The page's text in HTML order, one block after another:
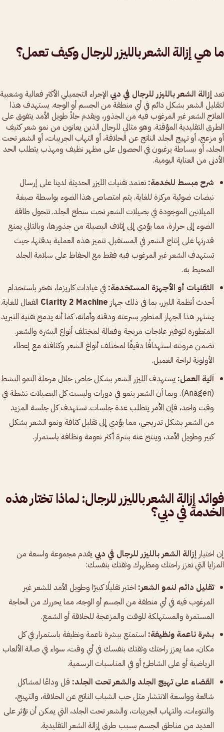
ما هي إزالة الشعر بالليزر للرجال وكيف تعمل؟
تعدإزالة الشعر بالليزر للرجال في دبي الإجراء التجميلي الأكثر فعالية وشعبية
لتقليل الشعر بشكل دائم في أي منطقة من الجسم أو الوجه. يستهدف هذا
العلاج الشعر غير المرغوب فيه من الجذور، ويقدم حلاً طويل الأمد يتفوق على
الطرق التقليدية المؤقتة. وهو مثالي للرجال الذين يعانون من نمو شعر كثيف
أو مزعج، أو تهيج الجلد الناتج عن الحلاقة، أو التهاب الجريبات، أو الشعر تحت
الجلد، أو ببساطة يرغبون في الحصول على مظهر نظيف ومهذب يتطلب الحد
الأدنى من العناية اليومية.
شرح مبسط للخدمة: تعتمد تقنيات الليزر الحديثة لدينا على إرسال
نبضات ضوئية مركزة للغاية. يتم امتصاص هذا الضوء بواسطة صبغة
الميلانين الموجودة في بصيلات الشعر تحت سطح الجلد. تتحول طاقة
الضوء إلى حرارة، مما يؤدي إلى إتلاف البصيلة من جذورها، وبالتالي يمنع
قدرتها على إنتاج الشعر في المستقبل. تتميز هذه العملية بدقتها، حيث
تستهدف الشعر غير المرغوب فيه فقط مع الحفاظ على سلامة الجلد
المحيط به.
التقنيات أو الأجهزة المستخدمة: في عيادات كاريزما، نفخر باستخدام
أحدث أنظمة الليزر، بما في ذلك جهاز Clarity 2 Machine الفعال للغاية.
يشتهر هذا الجهاز المتطور بسرعته ودقته وأمانه، كما أنه يدمج تقنية التبريد
المتطورة لتوفير علاجات مريحة وفعالة لمختلف أنواع البشرة والشعر.
تضمن مرونته استهدافًا دقيقًا لمختلف أنواع الشعر وكثافته مع إعطاء
الأولوية لراحة العميل.
آلية العمل: يستهدف الليزر الشعر بشكل خاص خلال مرحلة النمو النشط
(Anagen). وبما أن الشعر ينمو في دورات وليست كل البصيلات نشطة في
وقت واحد، فإن الأمر يتطلب عدة جلسات. تستهدف كل جلسة المزيد
من الشعر بشكل تدريجي، مما يؤدي إلى تقليل كثافة ونمو الشعر بشكل
كبير وطويل الأمد، وينتج عنه بشرة أكثر نعومة ونظافة باستمرار.
فوائد إزالة الشعر بالليزر للرجال: لماذا تختار هذه
الخدمة في دبي؟
إن اختيار إزالة الشعر بالليزر للرجال في دبي يقدم مجموعة واسعة من
المزايا التي تعزز راحتك ومظهرك وثقتك بنفسك:
تقليل دائم لنمو الشعر: اختبر تقليلًا كبيرًا وطويل الأمد للشعر غير
المرغوب فيه في أي منطقة من الجسم أو الوجه، مما يحررك من الحاجة
المستمرة والمستهلكة للوقت والمزعجة للحلاقة أو الشمع.
بشرة ناعمة ونظيفة: استمتع ببشرة ناعمة ونظيفة باستمرار في كل
مكان، مما يعزز راحتك وثقتك بنفسك في أي وقت، سواء في صالة الألعاب
الرياضية أو على الشاطئ أو في المناسبات الرسمية.
القضاء على تهيج الجلد والشعر تحت الجلد: قل وداعًا لمشاكل
شائعة وواسعة الانتشار مثل حب الشباب الناتج عن الحلاقة، والتهيج،
والنتوءات، والتهاب الجريبات، والشعر تحت الجلد، التي يمكن أن تؤثر على
العديد من مناطق الجسم بسبب طرق إزالة الشعر التقليدية.